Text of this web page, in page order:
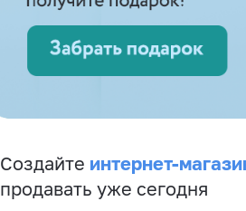
Создайте интернет-
продавать уже сегодня